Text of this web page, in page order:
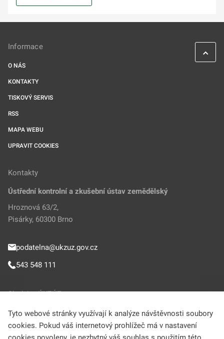
Informace
O NÁS
KONTAKTY
TISKOVÝ SERVIS
RSS
MAPA WEBU
UPRAVIT COOKIES
Kontakty
Ústřední kontrolní a zkušební ústav zemědělský
Hroznová 63/2,
Pisárky, 60300 Brno
podatelna@ukzuz.gov.cz
543 548 111
Sledujte ÚKZÚZ
Tyto webové stránky využívají k analýze návštěvnosti soubory
cookies. Pokud váš internetový prohlížeč má v nastavení